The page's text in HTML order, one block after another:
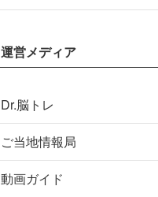
運営メディア
Dr.脳トレ
ご当地情報局
動画ガイド